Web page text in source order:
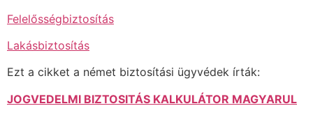
Felelősségbiztosítás
Lakásbiztosítás
Ezt a cikket a német biztosítási ügyvédek írták:
JOGVEDELMI BIZTOSITÁS KALKULÁTOR MAGYARUL